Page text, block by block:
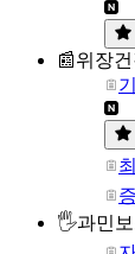
📰위장
🖐과민보